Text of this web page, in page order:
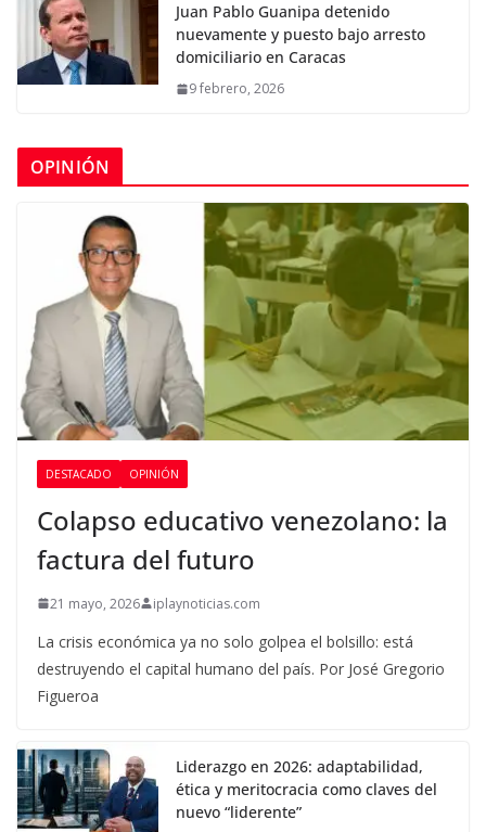
Juan Pablo Guanipa detenido
nuevamente y puesto bajo arresto
domiciliario en Caracas
9 febrero, 2026
OPINIÓN
DESTACADO OPINIÓN
Colapso educativo venezolano: la
factura del futuro
21 mayo, 2026 iplaynoticias.com
La crisis económica ya no solo golpea el bolsillo: está
destruyendo el capital humano del país. Por José Gregorio
Figueroa
Liderazgo en 2026: adaptabilidad,
ética y meritocracia como claves del
nuevo “liderente”